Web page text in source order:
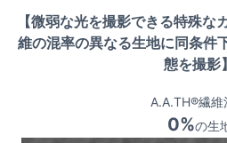
【微弱な光を撮影できる特殊
維の混率の異なる生地に同条件
態を撮影】
A.A.TH®繊維
0%の生